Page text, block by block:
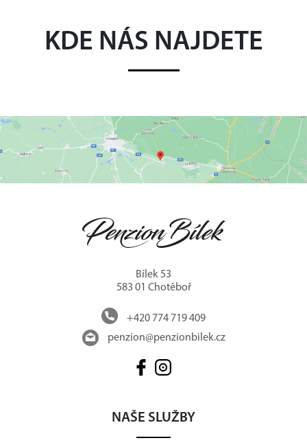
KDE NÁS NAJDETE
Bílek 53
583 01 Chotěboř
+420 774 719 409
penzion@penzionbilek.cz
NAŠE SLUŽBY